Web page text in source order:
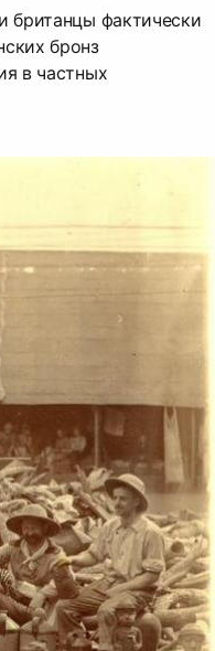
британцы фактически
бронз
в частных